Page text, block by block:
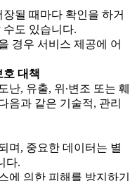
될 때마다 확인을 하거
도 있습니다.
경우 서비스 제공에 어
대책
, 유출, 위∙변조 또는 훼
음과 같은 기술적, 관리
며, 중요한 데이터는 별
다.
에 의한 피해를 방지하기